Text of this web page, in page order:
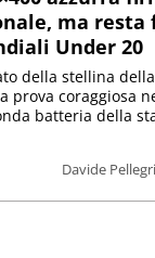
ma resta
Under 20
Davide
della stellina della
prova coraggiosa
batteria della